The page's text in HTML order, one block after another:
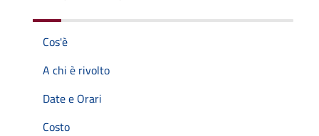
Cos'è
A chi è rivolto
Date e Orari
Costo